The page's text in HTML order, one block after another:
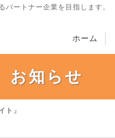
ートナー企業を目指します。
ホーム
お知らせ
ト』